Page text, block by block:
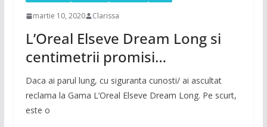
martie 10, 2020 Clarissa
L’Oreal Elseve Dream Long si
centimetrii promisi…
Daca ai parul lung, cu siguranta cunosti/ ai ascultat
reclama la Gama L’Oreal Elseve Dream Long. Pe scurt,
este o